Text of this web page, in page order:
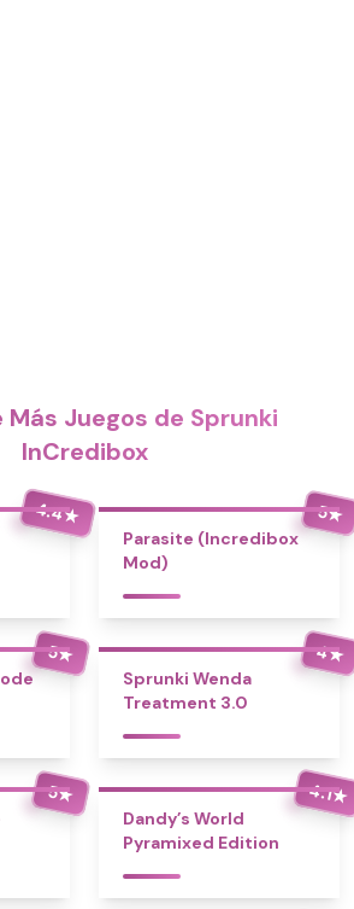
Más Juegos de Sprunki
InCredibox
4.4★ 5★
Parasite (Incredibox
Mod)
5★ 4★
Sprunki Wenda
Treatment 3.0
5★ 4.1★
Dandy’s World
Pyramixed Edition